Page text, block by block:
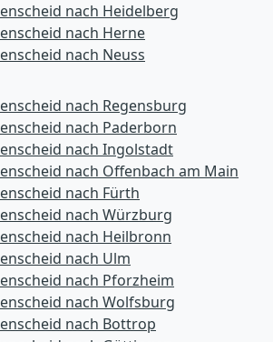
nach Heidelberg
nach Herne
nach Neuss
nach Regensburg
nach Paderborn
nach Ingolstadt
nach Offenbach am Main
nach Fürth
nach Würzburg
nach Heilbronn
nach Ulm
nach Pforzheim
nach Wolfsburg
nach Bottrop